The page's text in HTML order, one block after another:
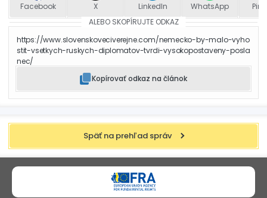
Facebook X LinkedIn WhatsApp
ALEBO SKOPÍRUJTE ODKAZ
https://www.slovenskoveciverejne.com/nemecko-by-malo-vyho
stit-vsetkych-ruskych-diplomatov-tvrdi-vysokopostaveny-posla
nec/
Kopírovať odkaz na článok
Späť na prehľad správ